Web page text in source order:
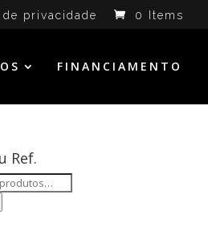
privacidade 0 Items
FINANCIAMENTO
Ref.